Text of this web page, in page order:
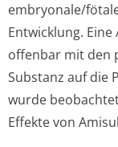
embryonale/
Entwicklung.
offenbar mit den
Substanz auf die
wurde
Effekte von